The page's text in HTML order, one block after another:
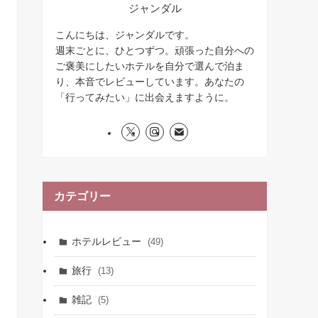
ジャンダル
こんにちは、ジャンダルです。
週末ごとに、ひとつずつ。頑張った自分への
ご褒美にしたいホテルを自分で選んで泊ま
り、本音でレビューしています。あなたの
「行ってみたい」に出会えますように。
カテゴリー
ホテルレビュー (49)
旅行 (13)
雑記 (5)